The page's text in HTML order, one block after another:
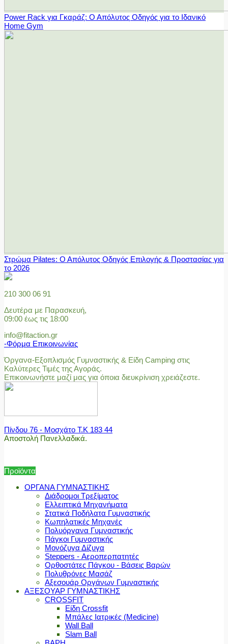
Power Rack για Γκαράζ: Ο Απόλυτος Οδηγός για το Ιδανικό
Home Gym
Στρώμα Pilates: Ο Απόλυτος Οδηγός Επιλογής & Προστασίας για
το 2026
210 300 06 91
Δευτέρα με Παρασκευή,
09:00 έως τις 18:00
info@fitaction.gr
-Φόρμα Επικοινωνίας
Όργανα-Εξοπλισμός Γυμναστικής & Είδη Camping στις
Καλύτερες Τιμές της Αγοράς.
Επικοινωνήστε μαζί μας για όποια διευκρίνιση χρειάζεστε.
Πίνδου 76 - Μοσχάτο Τ.Κ 183 44
Αποστολή Πανελλαδικά.
Προϊόντα
ΟΡΓΑΝΑ ΓΥΜΝΑΣΤΙΚΗΣ
Διάδρομοι Τρεξίματος
Ελλειπτικά Μηχανήματα
Στατικά Ποδήλατα Γυμναστικής
Κωπηλατικές Μηχανές
Πολυόργανα Γυμναστικής
Πάγκοι Γυμναστικής
Μονόζυγα Δίζυγα
Steppers - Αεροπερπατητές
Ορθοστάτες Πάγκου - Βάσεις Βαρών
Πολυθρόνες Μασάζ
Αξεσουάρ Οργάνων Γυμναστικής
ΑΞΕΣΟΥΑΡ ΓΥΜΝΑΣΤΙΚΗΣ
CROSSFIT
Είδη Crossfit
Μπάλες Ιατρικές (Medicine)
Wall Ball
Slam Ball